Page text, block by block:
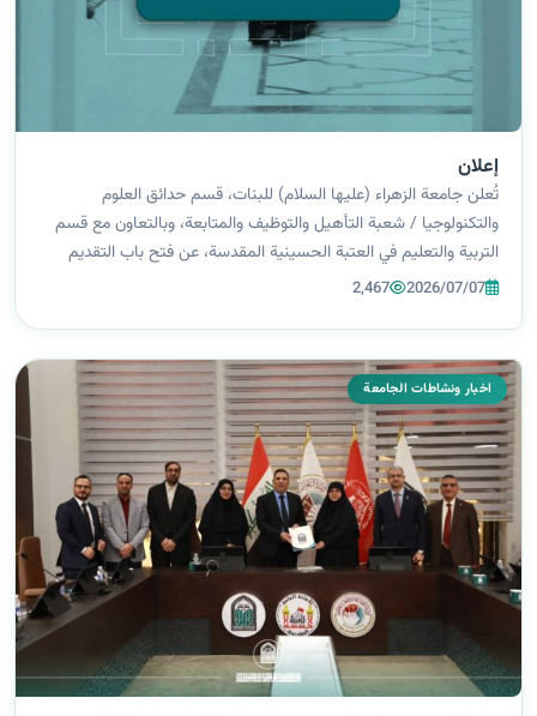
إعلان
تُعلن جامعة الزهراء (عليها السلام) للبنات، قسم حدائق العلوم
والتكنولوجيا / شعبة التأهيل والتوظيف والمتابعة، وبالتعاون مع قسم
التربية والتعليم في العتبة الحسينية المقدسة، عن فتح باب التقديم
للتوظيف في مدارس الوارث التربوية التابعة للعتبة الحسينية المقدسة،
2026/07/07
2,467
اخبار ونشاطات الجامعة